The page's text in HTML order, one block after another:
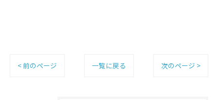
< 前のページ 一覧に戻る 次のページ >